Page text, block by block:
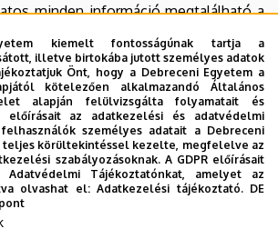
minden információ megtalálható a
a Hallgatók menüpont alatt
adunk pl. a szakdolgozati
tematikákról.
Sándor főiskolai docens
BSc szak követelményei és részletes
füzet) a TTK
követelményei
kiemelt fontosságúnak tartja a
illetve birtokába jutott személyes adatok
Önt, hogy a Debreceni Egyetem a
kötelezően alkalmazandó Általános
alapján felülvizsgálta folyamatait és
előírásait az adatkezelési és adatvédelmi
személyes adatait a Debreceni
teljes körültekintéssel kezelte, megfelelve az
szabályozásoknak. A GDPR előírásait
Adatvédelmi Tájékoztatónkat, amelyet az
olvashat el:Adatkezelési tájékoztató. DE